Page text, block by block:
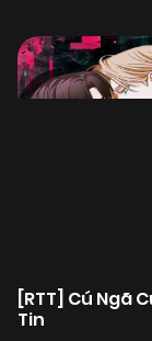
[RTT] Cú Ngã
Tin